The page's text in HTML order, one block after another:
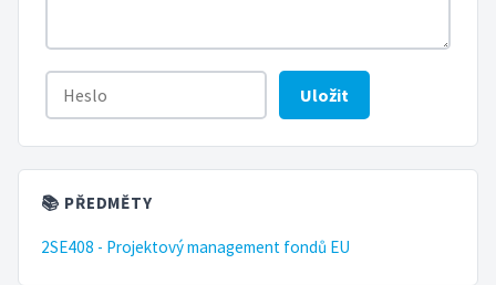
Uložit
📚 PŘEDMĚTY
2SE408 - Projektový management fondů EU